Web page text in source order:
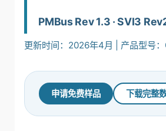
PMBus Rev 1.3 · SVI3
更新时间：2026年4月 | 产品型号
申请免费样品 下载完整